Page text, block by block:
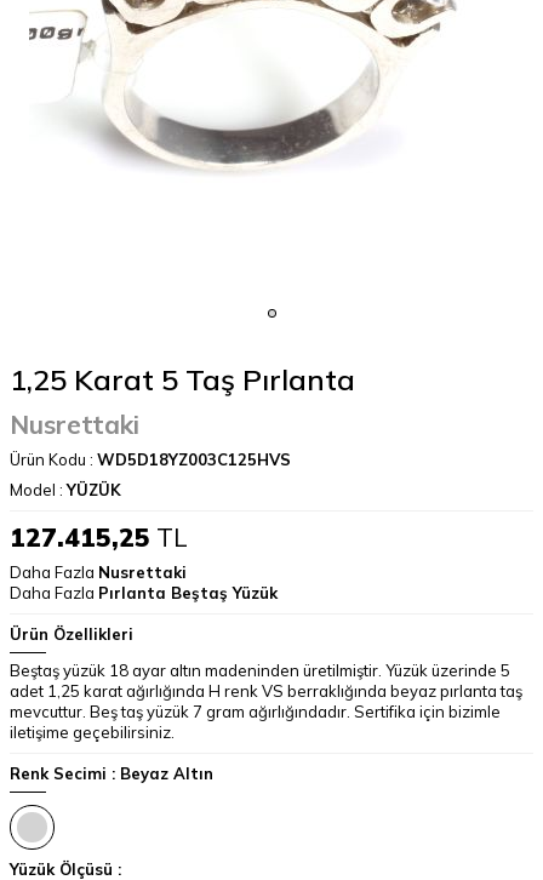
1,25 Karat 5 Taş Pırlanta
Nusrettaki
Ürün Kodu : WD5D18YZ003C125HVS
Model :YÜZÜK
127.415,25 TL
Daha Fazla Nusrettaki
Daha Fazla Pırlanta Beştaş Yüzük
Ürün Özellikleri
Beştaş yüzük 18 ayar altın madeninden üretilmiştir. Yüzük üzerinde 5
adet 1,25 karat ağırlığında H renk VS berraklığında beyaz pırlanta taş
mevcuttur. Beş taş yüzük 7 gram ağırlığındadır. Sertifika için bizimle
iletişime geçebilirsiniz.
Renk Secimi : Beyaz Altın
Yüzük Ölçüsü :